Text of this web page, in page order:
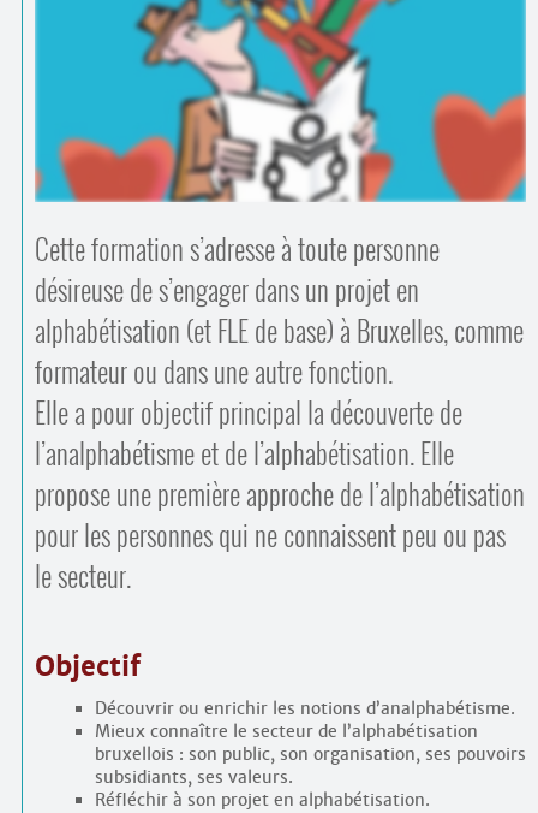
Comprendre et parler
Bienvenue en Belgique
Contacts
Trouver un lieu d’alphabétisation
Cette formation s’adresse à toute personne
désireuse de s’engager dans un projet en
alphabétisation (et FLE de base) à Bruxelles, comme
formateur ou dans une autre fonction.
Elle a pour objectif principal la découverte de
l’analphabétisme et de l’alphabétisation. Elle
propose une première approche de l’alphabétisation
pour les personnes qui ne connaissent peu ou pas
le secteur.
Objectif
Découvrir ou enrichir les notions d’analphabétisme.
Mieux connaître le secteur de l’alphabétisation
bruxellois : son public, son organisation, ses pouvoirs
subsidiants, ses valeurs.
Réfléchir à son projet en alphabétisation.